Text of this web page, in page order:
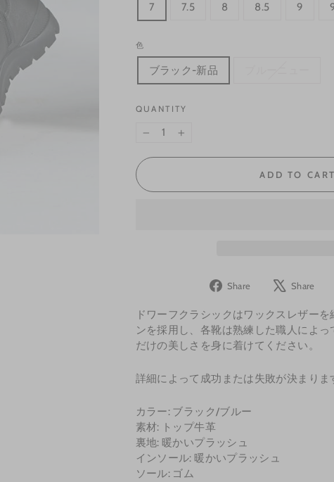
7 7.5 8 8.5 9
色
ブラック-新品
QUANTITY
ADD TO CART
Share
Share
Facebook
Share
X
ドワーフクラシックはワックスレザー
ンを採用し、各靴は熟練した職人によ
だけの美しさを身に着けてください。
詳細によって成功または失敗が決まりま
カラー: ブラック/ブルー
素材: トップ牛革
裏地: 暖かいプラッシュ
インソール: 暖かいプラッシュ
ソール: ゴム